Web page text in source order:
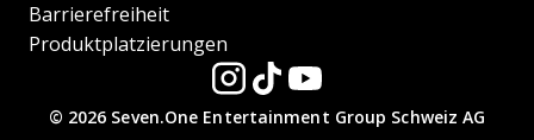
Barrierefreiheit
Produktplatzierungen
© 2026 Seven.One Entertainment Group Schweiz AG